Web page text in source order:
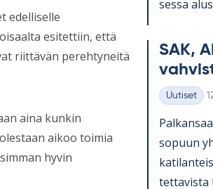
edelliselle
esitettiin, että
riittävän perehtyneitä
aina kunkin
aikoo toimia
hyvin
sessa
SAK,
Kategoriat
Uutiset
so­puun
tet­ta­vista